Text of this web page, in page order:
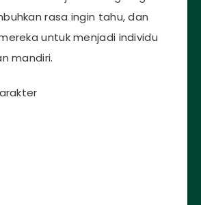
rasa ingin tahu, dan
untuk menjadi individu
mandiri.